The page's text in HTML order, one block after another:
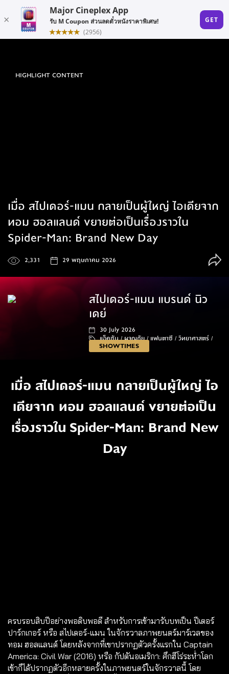
HIGHLIGHT CONTENT
เมื่อ สไปเดอร์-แมน กลายเป็นผู้ใหญ่ ไอเดียจาก
ทอม ฮอลแลนด์ ขยายต่อเป็นเรื่องราวใน
Spider-Man: Brand New Day
2,331 29 พฤษภาคม 2026
สไปเดอร์-แมน แบรนด์ นิว
เดย์
30 July 2026
แอ็คชัน /ผจญภัย /แฟนตาซี /วิทยาศาสตร์ /
145 นาที
SHOWTIMES
เมื่อ สไปเดอร์-แมน กลายเป็นผู้ใหญ่ ไอ
เดียจาก ทอม ฮอลแลนด์ ขยายต่อเป็น
เรื่องราวใน Spider-Man: Brand New
Day
ครบรอบสิบปีอย่างพอดิบพอดี สำหรับการเข้ามารับบทเป็น ปีเตอร์​
ปาร์กเกอร์ หรือ สไปเดอร์-แมน ในจักรวาลภาพยนตร์มาร์เวลของ
ทอม ฮอลแลนด์ โดยหลังจากที่เขาปรากฏตัวครั้งแรกใน Captain
America: Civil War (2016) หรือ กัปตันอเมริกา: ศึกฮีโร่ระห่ำโลก
เข้าก็ได้ปรากฏตัวอีกหลายครั้งในภาพยนตร์ในจักรวาลนี้ โดย